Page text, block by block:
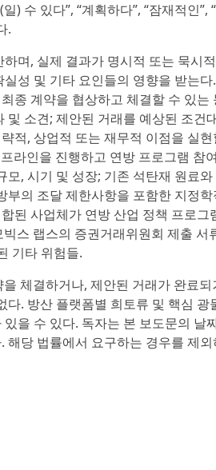
) 수 있다”, “계획하다”, “잠재적인”,
.
며, 실제 결과가 명시적 또는 묵시
성 및 기타 요인들의 영향을 받는
종 계약을 협상하고 체결할 수 있
소견; 제안된 거래를 예상된 조건
적, 상업적 또는 재무적 이점을 실
라인을 진행하고 연방 프로그램 참
, 시기 및 성장; 기존 석탄재 원료
의 조달 제한사항을 포함한 지정
된 사업체가 연방 산업 정책 프로그
스 랩스의 증권거래위원회 제출 서
기타 위험들.
체결하거나, 제안된 거래가 완료
. 방산 플랫폼별 희토류 및 핵심
을 수 있다. 독자는 본 보도문의 날
당 법률에서 요구하는 경우를 제